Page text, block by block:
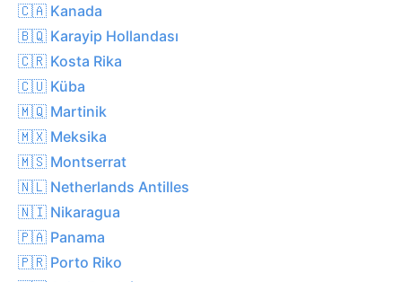
🇨🇦 Kanada
🇧🇶 Karayip Hollandası
🇨🇷 Kosta Rika
🇨🇺 Küba
🇲🇶 Martinik
🇲🇽 Meksika
🇲🇸 Montserrat
🇳🇱 Netherlands Antilles
🇳🇮 Nikaragua
🇵🇦 Panama
🇵🇷 Porto Riko